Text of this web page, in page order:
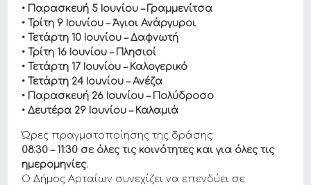
• Παρασκευή 5 Ιουνίου – Γραμμενίτσα
• Τρίτη 9 Ιουνίου – Άγιοι Ανάργυροι
• Τετάρτη 10 Ιουνίου – Δαφνωτή
• Τρίτη 16 Ιουνίου – Πλησιοί
• Τετάρτη 17 Ιουνίου – Καλογερικό
• Τετάρτη 24 Ιουνίου – Ανέζα
• Παρασκευή 26 Ιουνίου – Πολύδροσο
• Δευτέρα 29 Ιουνίου – Καλαμιά
Ώρες πραγματοποίησης της δράσης:
08:30 – 11:30 σε όλες τις κοινότητες και για όλες τις
ημερομηνίες.
Ο Δήμος Αρταίων συνεχίζει να επενδύει σε